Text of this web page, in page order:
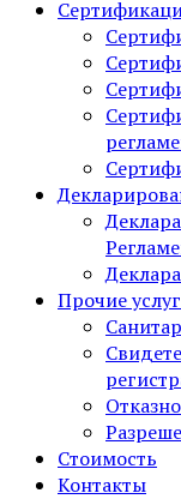
Прочие
Стоимость
Контакты